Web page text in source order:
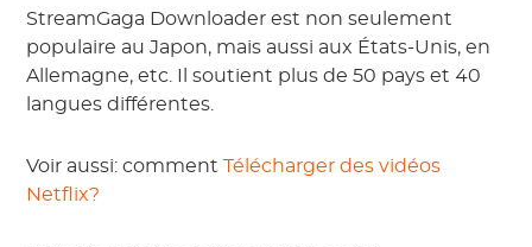
StreamGaga Downloader est non seulement
populaire au Japon, mais aussi aux États-Unis, en
Allemagne, etc. Il soutient plus de 50 pays et 40
langues différentes.
Voir aussi: commentTélécharger des vidéos
Netflix?